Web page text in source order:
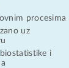
procesima
uz
i